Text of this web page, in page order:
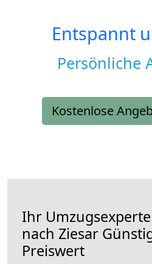
Entspannt
Persönliche
Kostenlose
Ihr
nach Ziesar
Preiswert